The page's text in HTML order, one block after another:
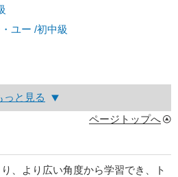
ユー /初中級
っと見る
ページトップへ
、より広い角度から学習でき、ト